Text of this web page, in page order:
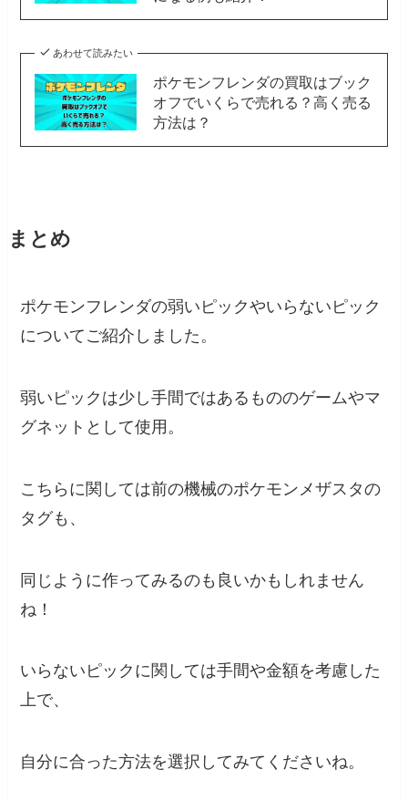
あわせて読みたい
ポケモンフレンダの買取はブック
オフでいくらで売れる？高く売る
方法は？
まとめ
ポケモンフレンダの弱いピックやいらないピック
についてご紹介しました。
弱いピックは少し手間ではあるもののゲームやマ
グネットとして使用。
こちらに関しては前の機械のポケモンメザスタの
タグも、
同じように作ってみるのも良いかもしれません
ね！
いらないピックに関しては手間や金額を考慮した
上で、
自分に合った方法を選択してみてくださいね。